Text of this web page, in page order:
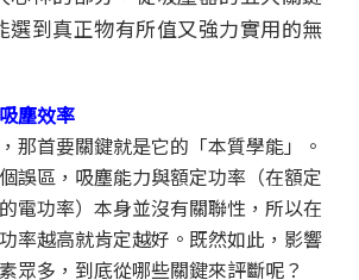
選到真正物有所值又強力實用的無
塵效率
那首要關鍵就是它的「本質學能」。
誤區，吸塵能力與額定功率（在額定
電功率）本身並沒有關聯性，所以在
率越高就肯定越好。既然如此，影響
眾多，到底從哪些關鍵來評斷呢？